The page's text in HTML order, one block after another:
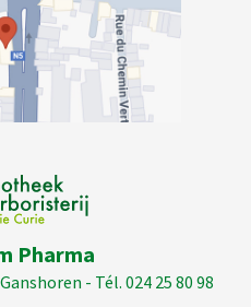
Pharma
- Tél. 024 25 80 98